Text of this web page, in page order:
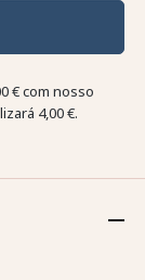
€com nosso
4,00 €.